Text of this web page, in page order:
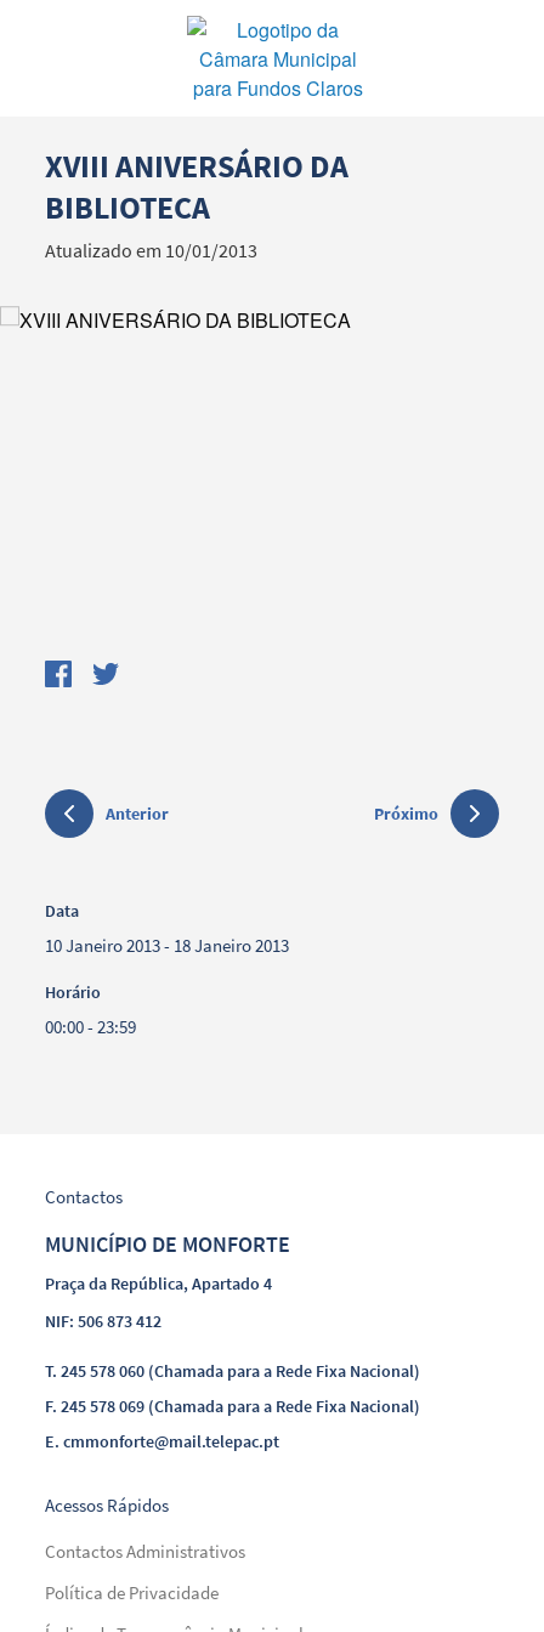
Termo de Pesquisa
Categorias gerais
XVIII ANIVERSÁRIO DA
BIBLIOTECA
Atualizado em 10/01/2013
Anterior Próximo
Data
10 Janeiro 2013 - 18 Janeiro 2013
Horário
00:00 - 23:59
Contactos
MUNICÍPIO DE MONFORTE
Praça da República, Apartado 4
NIF: 506 873 412
T.245 578 060 (Chamada para a Rede Fixa Nacional)
F.245 578 069 (Chamada para a Rede Fixa Nacional)
E.cmmonforte@mail.telepac.pt
Acessos Rápidos
Contactos Administrativos
Política de Privacidade